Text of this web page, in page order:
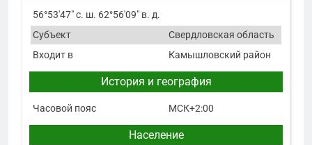
56°53′47″ с. ш. 62°56′09″ в. д.
Субъект
Свердловская область
Входит в
Камышловский район
История и география
Часовой пояс МСК+2:00
Население